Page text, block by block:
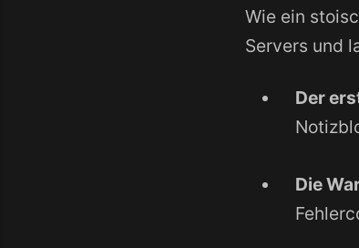
Wie ein
Servers und
Der
Die